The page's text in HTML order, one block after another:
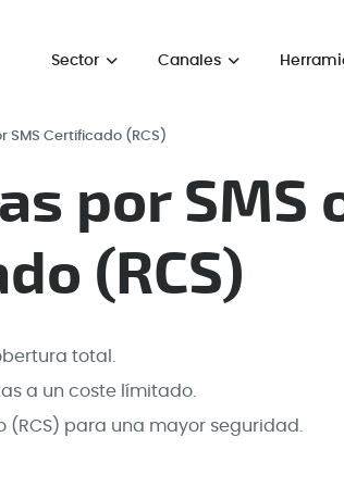
Sector Canales
SMS Certificado (RCS)
por SMS
(RCS)
total.
a un coste límitado.
(RCS) para una mayor seguridad.